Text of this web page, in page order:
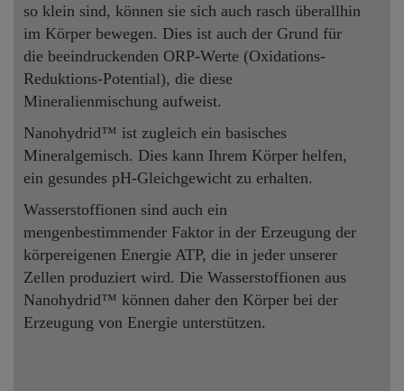
so klein sind, können sie sich auch rasch überallhin
im Körper bewegen. Dies ist auch der Grund für
die beeindruckenden ORP-Werte (Oxidations-
Reduktions-Potential), die diese
Mineralienmischung aufweist.
Nanohydrid™ ist zugleich ein basisches
Mineralgemisch. Dies kann Ihrem Körper helfen,
ein gesundes pH-Gleichgewicht zu erhalten.
Wasserstoffionen sind auch ein
mengenbestimmender Faktor in der Erzeugung der
körpereigenen Energie ATP, die in jeder unserer
Zellen produziert wird. Die Wasserstoffionen aus
Nanohydrid™ können daher den Körper bei der
Erzeugung von Energie unterstützen.